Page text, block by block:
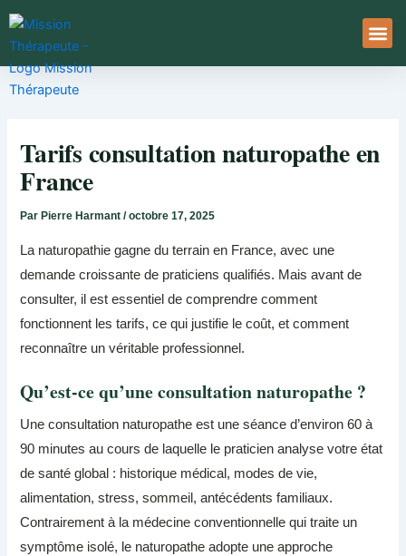
Aller
au
contenu
Tarifs consultation naturopathe en
France
Par Pierre Harmant/octobre 17, 2025
La naturopathie gagne du terrain en France, avec une
demande croissante de praticiens qualifiés. Mais avant de
consulter, il est essentiel de comprendre comment
fonctionnent les tarifs, ce qui justifie le coût, et comment
reconnaître un véritable professionnel.
Qu’est-ce qu’une consultation naturopathe ?
Une consultation naturopathe est une séance d’environ 60 à
90 minutes au cours de laquelle le praticien analyse votre état
de santé global : historique médical, modes de vie,
alimentation, stress, sommeil, antécédents familiaux.
Contrairement à la médecine conventionnelle qui traite un
symptôme isolé, le naturopathe adopte une approche